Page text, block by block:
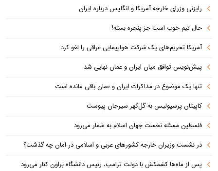
رایزنی وزرای خارجه آمریکا و انگلیس درباره ایران
حال تیم خوب است جز پنجره بسته!
آمریکا تحریم‌های یک شرکت هواپیمایی عراقی را لغو کرد
پیش‌نویس توافق میان ایران و عمان نهایی شد
تنها یک موضوع در مذاکرات ایران و عمان باقی مانده است
کاپیتان پرسپولیس به گل‌گهر سیرجان پیوست
فلسطین مسئله نخست جهان اسلام به شمار می‌رود
در نشست وزیران خارجه کشورهای عربی و اسلامی در امان چه گذشت؟
پس از ماه‌ها کشمکش با دولت ترامپ، رئیس دانشگاه براون کنار می‌رود